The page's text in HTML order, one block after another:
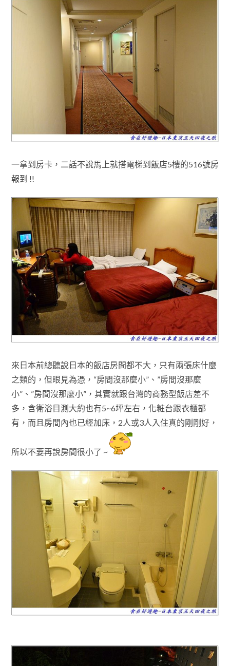
一拿到房卡，二話不說馬上就搭電梯到飯店5樓的516號房
報到 !!
來日本前總聽說日本的飯店房間都不大，只有兩張床什麼
之類的 ，但眼見為憑 ， “房間沒那麼小”、”房間沒那麼
小”、”房間沒那麼小”，其實就跟台灣的商務型飯店差不
多，含衛浴目測大約也有5~6坪左右，化粧台跟衣櫃都
有，而且房間內也已經加床， 2人或3人入住真的剛剛好，
所以不要再說房間很小了 ~